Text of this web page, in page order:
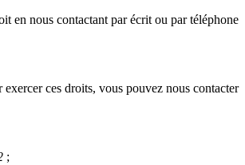
en nous contactant par écrit ou par téléphone
ces droits, vous pouvez nous contacter
;